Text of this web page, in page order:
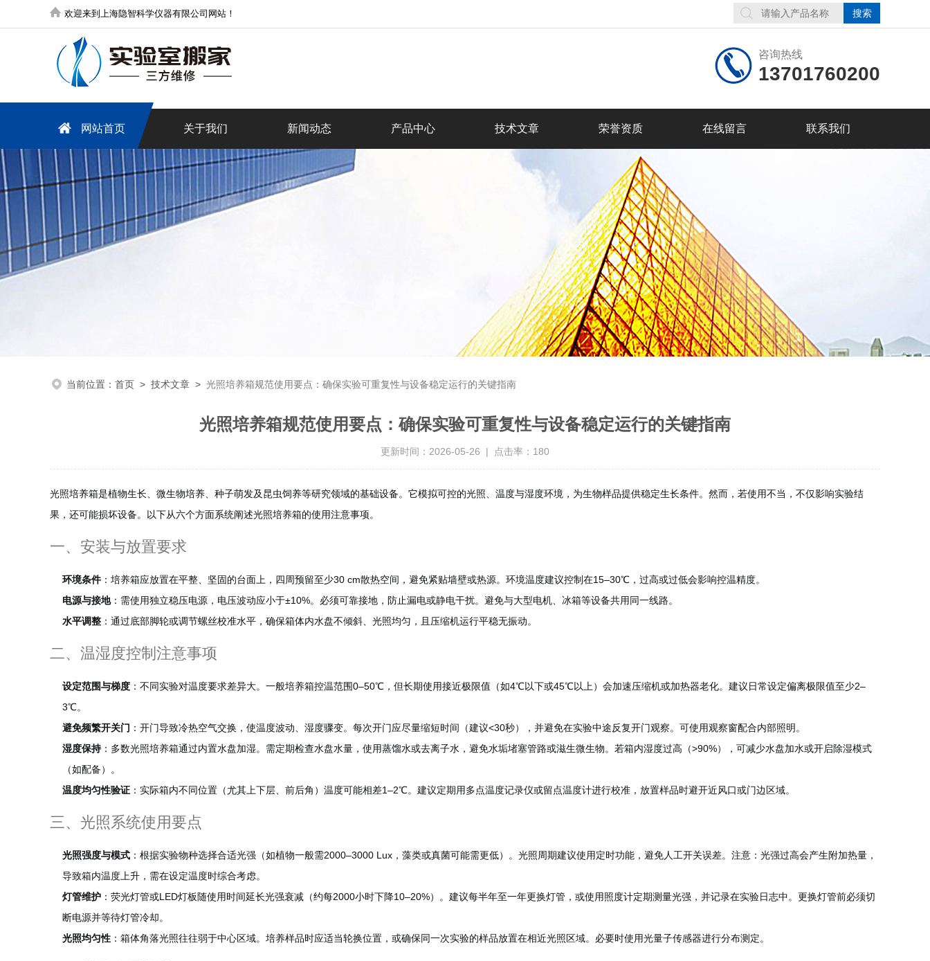
欢迎来到上海隐智科学仪器有限公司网站！
咨询热线
13701760200
网站首页 关于我们 新闻动态 产品中心 技术文章 荣誉资质 在线留言 联系我们
当前位置： 首页 > 技术文章 > 光照培养箱规范使用要点：确保实验可重复性与设备稳定运行的关键指南
光照培养箱规范使用要点：确保实验可重复性与设备稳定运行的关键指南
更新时间：2026-05-26 | 点击率：180
光照培养箱是植物生长、微生物培养、种子萌发及昆虫饲养等研究领域的基础设备。它模拟可控的光照、温度与湿度环境，为生物样品提供稳定生长条件。然而，若使用不当，不仅影响实验结
果，还可能损坏设备。以下从六个方面系统阐述光照培养箱的使用注意事项。
一、安装与放置要求
环境条件 ：培养箱应放置在平整、坚固的台面上，四周预留至少30 cm散热空间，避免紧贴墙壁或热源。环境温度建议控制在15–30℃，过高或过低会影响控温精度。
电源与接地：需使用独立稳压电源，电压波动应小于±10%。必须可靠接地，防止漏电或静电干扰。避免与大型电机、冰箱等设备共用同一线路。
水平调整 ：通过底部脚轮或调节螺丝校准水平，确保箱体内水盘不倾斜、光照均匀，且压缩机运行平稳无振动。
二、温湿度控制注意事项
设定范围与梯度 ：不同实验对温度要求差异大。一般培养箱控温范围0–50℃，但长期使用接近极限值（如4℃以下或45℃以上）会加速压缩机或加热器老化。建议日常设定偏离极限值至少2–
3℃。
避免频繁开关门 ：开门导致冷热空气交换，使温度波动、湿度骤变。每次开门应尽量缩短时间（建议<30秒），并避免在实验中途反复开门观察。可使用观察窗配合内部照明。
湿度保持：多数光照培养箱通过内置水盘加湿。需定期检查水盘水量，使用蒸馏水或去离子水，避免水垢堵塞管路或滋生微生物。若箱内湿度过高（>90%），可减少水盘加水或开启除湿模式
（如配备）。
温度均匀性验证 ：实际箱内不同位置（尤其上下层、前后角）温度可能相差1–2℃。建议定期用多点温度记录仪或留点温度计进行校准，放置样品时避开近风口或门边区域。
三、光照系统使用要点
光照强度与模式 ：根据实验物种选择合适光强（如植物一般需2000–3000 Lux，藻类或真菌可能需更低）。光照周期建议使用定时功能，避免人工开关误差。注意：光强过高会产生附加热量，
导致箱内温度上升，需在设定温度时综合考虑。
灯管维护 ：荧光灯管或LED灯板随使用时间延长光强衰减（约每2000小时下降10–20%）。建议每半年至一年更换灯管，或使用照度计定期测量光强，并记录在实验日志中。更换灯管前必须切
断电源并等待灯管冷却。
光照均匀性 ：箱体角落光照往往弱于中心区域。培养样品时应适当轮换位置，或确保同一次实验的样品放置在相近光照区域。必要时使用光量子传感器进行分布测定。